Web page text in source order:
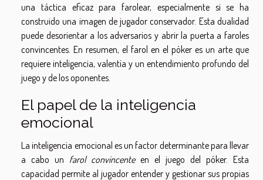
una táctica eficaz para farolear, especialmente si se ha
construido una imagen de jugador conservador. Esta dualidad
puede desorientar a los adversarios y abrir la puerta a faroles
convincentes. En resumen, el farol en el póker es un arte que
requiere inteligencia, valentía y un entendimiento profundo del
juego y de los oponentes.
El papel de la inteligencia
emocional
La inteligencia emocional es un factor determinante para llevar
a cabo un farol convincenteen el juego del póker. Esta
capacidad permite al jugador entender y gestionar sus propias